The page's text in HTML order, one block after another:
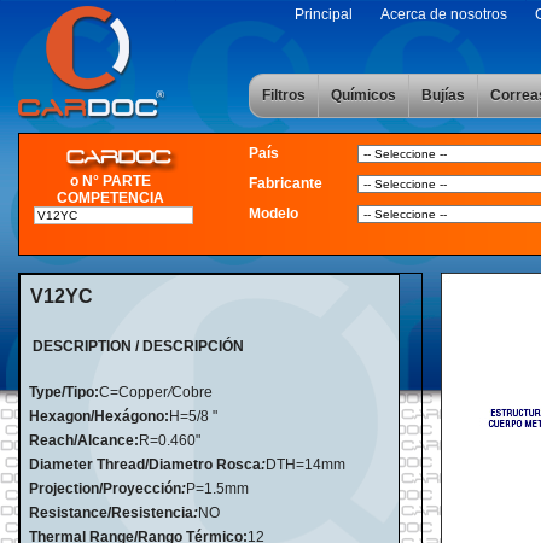
Principal Acerca de nosotros
Filtros Químicos Bujías
o N° PARTE
COMPETENCIA
País
Fabricante
Modelo
V12YC
DESCRIPTION / DESCRIPCIÓN
Type/Tipo:C=Copper/Cobre
Hexagon/Hexágono: H=5/8 "
Reach/Alcance: R=0.460"
Diameter Thread/Diametro Rosca:DTH=14mm
Projection/Proyección:P=1.5mm
Resistance/Resistencia:NO
Thermal Range/Rango Térmico:12